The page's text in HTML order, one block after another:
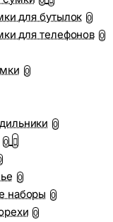
для бутылок 0
для телефонов 0
0
0
0
0
наборы 0
0